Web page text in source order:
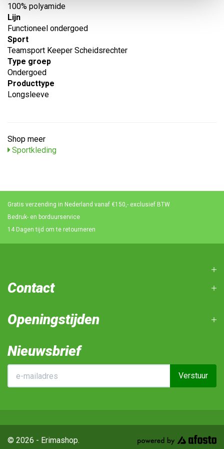
100% polyamide
Lijn
Functioneel ondergoed
Sport
Teamsport Keeper Scheidsrechter
Type groep
Ondergoed
Producttype
Longsleeve
Shop meer
Sportkleding
Gratis verzending in Nederland vanaf €150,- exclusief BTW
Bedruk- en borduurservice
14 Dagen tijd om te retourneren
Contact
Openingstijden
Nieuwsbrief
Verstuur
© 2026 - Erimashop.